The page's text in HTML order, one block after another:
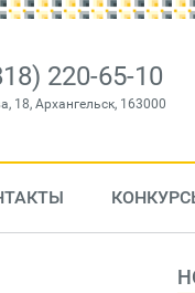
220-65-10
18, Архангельск, 163000